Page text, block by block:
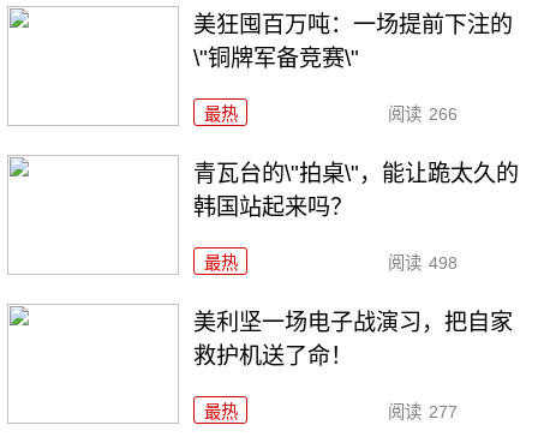
美狂囤百万吨：一场提前下注的
\"铜牌军备竞赛\"
最热 阅读 266
青瓦台的\"拍桌\"，能让跪太久的
韩国站起来吗？
最热 阅读 498
美利坚一场电子战演习，把自家
救护机送了命！
最热 阅读 277